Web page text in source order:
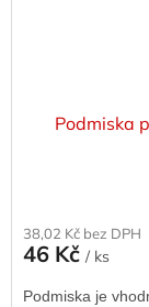
Podmiska
38,02 Kč bez DPH
46 Kč / ks
Podmiska je